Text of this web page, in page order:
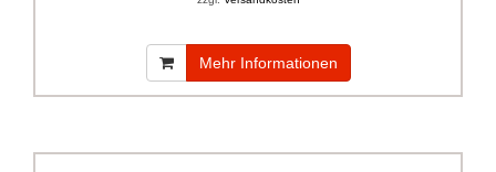
Mehr Informationen